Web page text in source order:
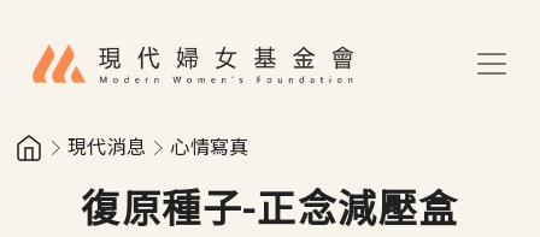
現代消息 心情寫真
復原種子-正念減壓盒